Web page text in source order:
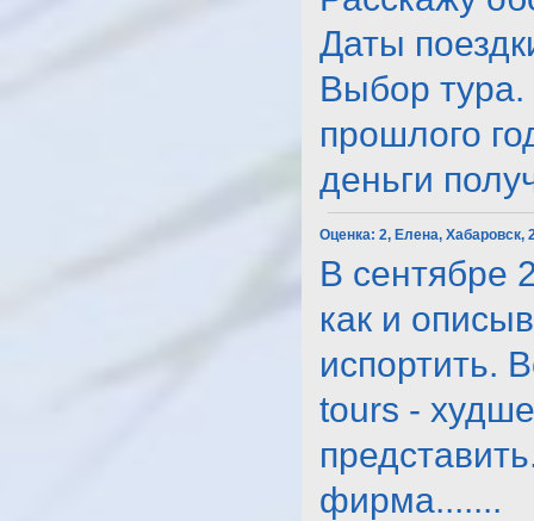
Даты
Выбор тура.
прошлого
деньги
Оценка:2, Елена, Хабаровск,
В сентябре
как и
испортить.
tours -
фирма.......